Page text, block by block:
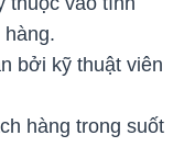
bởi kỹ thuật viên
hàng trong suốt